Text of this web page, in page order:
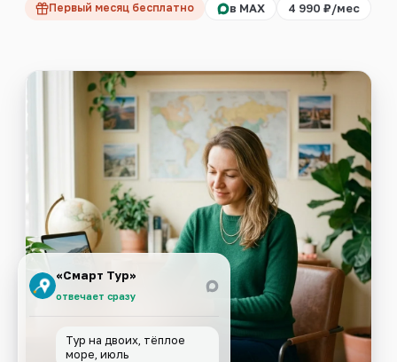
Первый месяц бесплатно в MAX 4 990 ₽/мес
«Смарт Тур»
отвечает сразу
Тур на двоих, тёплое
море, июль